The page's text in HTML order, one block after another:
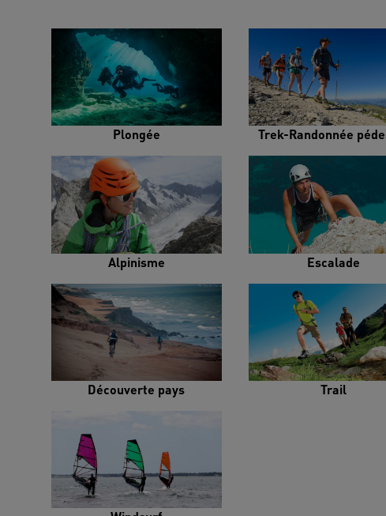
Plongée Trek-Randonnée
Alpinisme Escalade
Découverte pays Trail